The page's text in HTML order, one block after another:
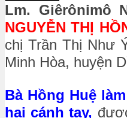
Lm. Giêrônimô
NGUYỄN THỊ
chị Trần Thị Như
Minh Hòa, huyện
Bà Hồng Huệ
hai cánh tay,